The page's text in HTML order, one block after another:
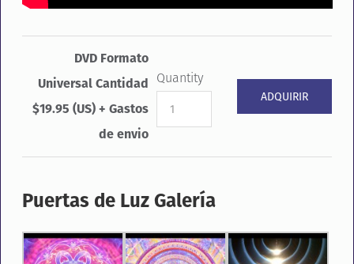
DVD Formato
Universal Cantidad
$19.95 (US) + Gastos
de envio
Quantity
Puertas de Luz Galería